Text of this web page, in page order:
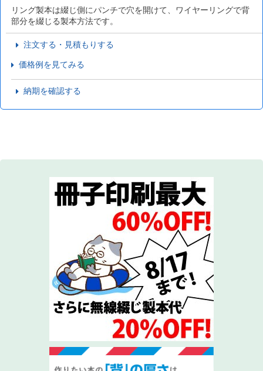
リング製本は綴じ側にパンチで穴を開けて、ワイヤーリングで背
部分を綴じる製本方法です。
注文する・見積もりする
価格例を見てみる
納期を確認する